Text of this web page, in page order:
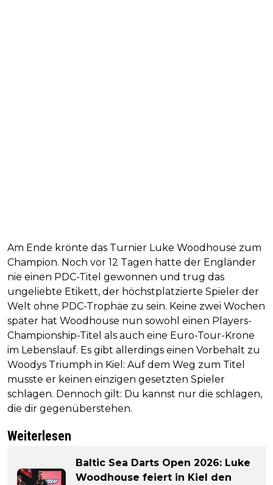
Am Ende krönte das Turnier Luke Woodhouse zum
Champion. Noch vor 12 Tagen hatte der Engländer
nie einen PDC-Titel gewonnen und trug das
ungeliebte Etikett, der höchstplatzierte Spieler der
Welt ohne PDC-Trophäe zu sein. Keine zwei Wochen
später hat Woodhouse nun sowohl einen Players-
Championship-Titel als auch eine Euro-Tour-Krone
im Lebenslauf. Es gibt allerdings einen Vorbehalt zu
Woodys Triumph in Kiel: Auf dem Weg zum Titel
musste er keinen einzigen gesetzten Spieler
schlagen. Dennoch gilt: Du kannst nur die schlagen,
die dir gegenüberstehen.
Weiterlesen
Baltic Sea Darts Open 2026: Luke
Woodhouse feiert in Kiel den